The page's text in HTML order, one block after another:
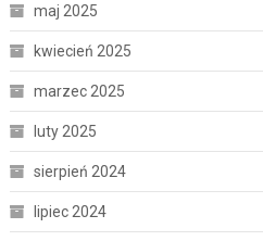
maj 2025
kwiecień 2025
marzec 2025
luty 2025
sierpień 2024
lipiec 2024